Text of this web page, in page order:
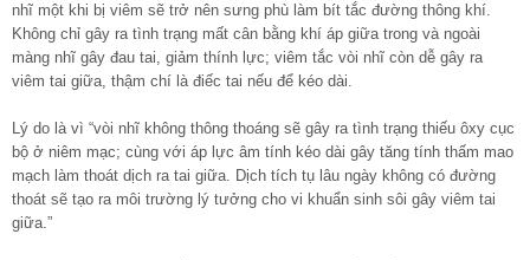
nhĩ một khi bị viêm sẽ trở nên sưng phù làm bít tắc đường thông khí.
Không chỉ gây ra tình trạng mất cân bằng khí áp giữa trong và ngoài
màng nhĩ gây đau tai, giảm thính lực; viêm tắc vòi nhĩ còn dễ gây ra
viêm tai giữa, thậm chí là điếc tai nếu để kéo dài.
Lý do là vì “vòi nhĩ không thông thoáng sẽ gây ra tình trạng thiếu ôxy cục
bộ ở niêm mạc; cùng với áp lực âm tính kéo dài gây tăng tính thấm mao
mạch làm thoát dịch ra tai giữa. Dịch tích tụ lâu ngày không có đường
thoát sẽ tạo ra môi trường lý tưởng cho vi khuẩn sinh sôi gây viêm tai
giữa.”